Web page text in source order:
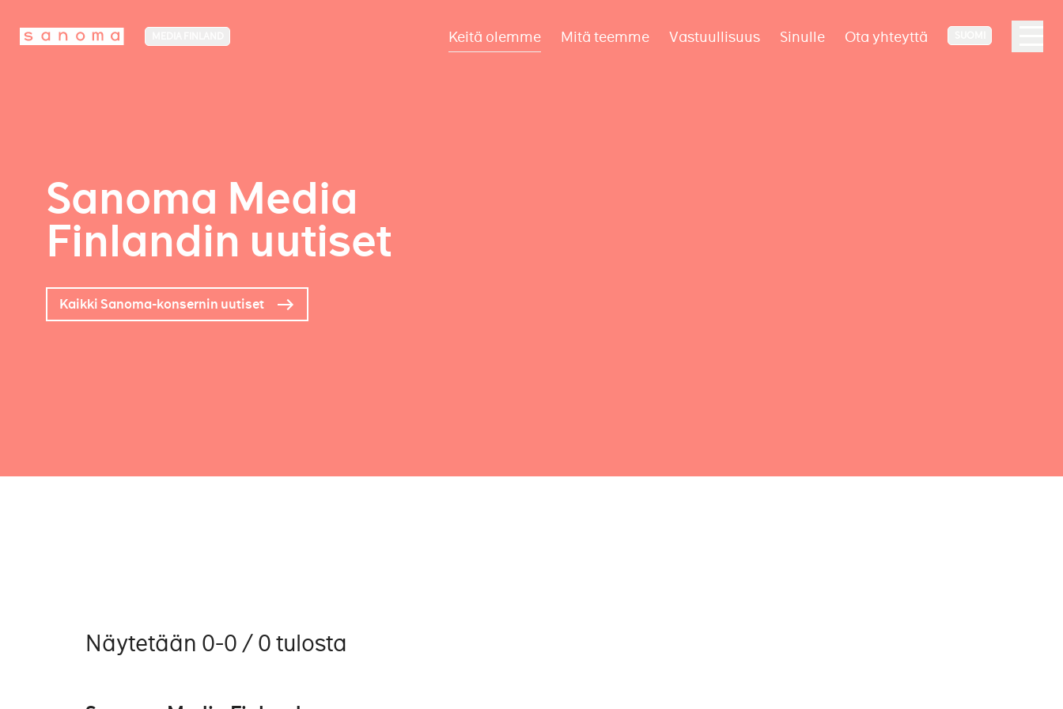
Keitä olemme Mitä teemme Vastuullisuus Sinulle Ota yhteyttä
Sanoma Media
Finlandin uutiset
Kaikki Sanoma-konsernin uutiset
Näytetään 0-0 / 0 tulosta